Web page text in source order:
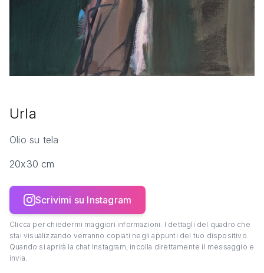
Urla
Olio su tela
20x30 cm
Scrivimi su Instagram
Clicca per chiedermi maggiori informazioni. I dettagli del quadro che
stai visualizzando verranno copiati negli appunti del tuo dispositivo.
Quando si aprirà la chat Instagram, incolla direttamente il messaggio e
invia.